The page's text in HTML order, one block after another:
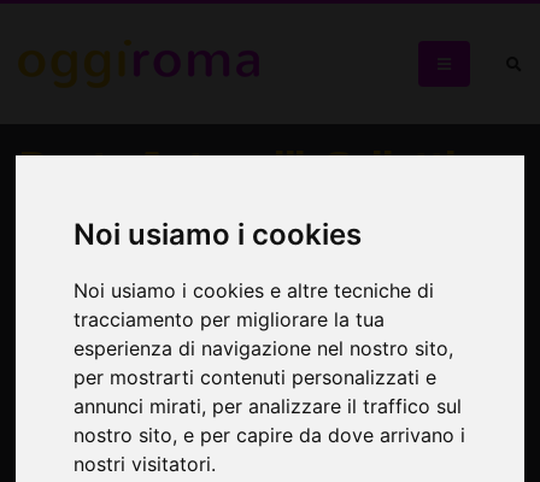
Noi usiamo i cookies
Noi usiamo i cookies e altre tecniche di
tracciamento per migliorare la tua
esperienza di navigazione nel nostro sito,
per mostrarti contenuti personalizzati e
annunci mirati, per analizzare il traffico sul
nostro sito, e per capire da dove arrivano i
nostri visitatori.
Dante Antonelli, Collettivo
SCHLAB "TRILOGIA
WERNER SCHWAB"
Teatralogia al centro di un progetto di 'pedagogia e
creazione scenica' in tre tappe